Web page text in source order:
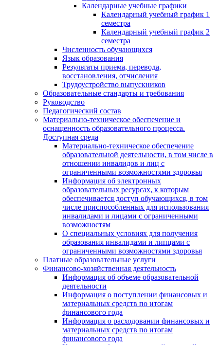
Календарные учебные графики
Календарный учебный график 1
семестра
Календарный учебный график 2
семестра
Численность обучающихся
Язык образования
Результаты приема, перевода,
восстановления, отчисления
Трудоустройство выпускников
Образовательные стандарты и требования
Руководство
Педагогический состав
Материально-техническое обеспечение и
оснащенность образовательного процесса.
Доступная среда
Материально-техническое обеспечение
образовательной деятельности, в том числе в
отношении инвалидов и лиц с
ограниченными возможностями здоровья
Информация об электронных
образовательных ресурсах, к которым
обеспечивается доступ обучающихся, в том
числе приспособленных для использования
инвалидами и лицами с ограниченными
возможностям
О специальных условиях для получения
образования инвалидами и липцами с
ограниченными возможностями здоровья
Платные образовательные услуги
Финансово-хозяйственная деятельность
Информация об объеме образовательной
деятельности
Информация о поступлении финансовых и
материальных средств по итогам
финансового года
Информация о расходовании финансовых и
материальных средств по итогам
финансового года